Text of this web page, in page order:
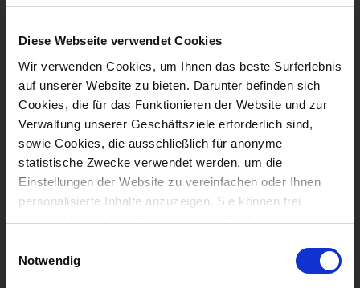
Diese Webseite verwendet Cookies
Wir verwenden Cookies, um Ihnen das beste Surferlebnis
auf unserer Website zu bieten. Darunter befinden sich
Cookies, die für das Funktionieren der Website und zur
Verwaltung unserer Geschäftsziele erforderlich sind,
sowie Cookies, die ausschließlich für anonyme
statistische Zwecke verwendet werden, um die
Einstellungen der Website zu vereinfachen oder Ihnen
personalisierte Inhalte anzuzeigen. Sie können frei
entscheiden, welche Kategorien von Cookies akzeptiert
unserer Datenschutz- und Cookie-Richtlinie
Notwendig